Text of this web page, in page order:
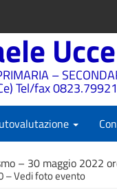
–
Tel/fax
– 30 maggio 2022
– Vedi foto evento